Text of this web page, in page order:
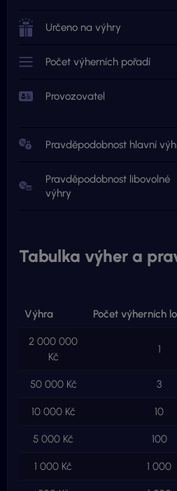
Určeno na výhry
Počet výherních pořadí
Provozovatel
Pravděpodobnost hlavní
Pravděpodobnost libovolné
výhry
Tabulka výher a
Výhra Počet výherních
2 000 000
Kč
1
50 000 Kč 3
10 000 Kč 10
5 000 Kč 100
1 000 Kč 1 000